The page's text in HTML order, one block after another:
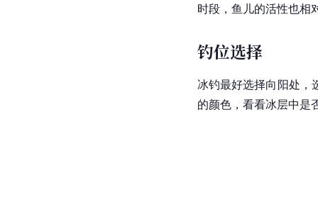
时段，鱼儿的活性也相
钓位选择
冰钓最好选择向阳处，
的颜色，看看冰层中是